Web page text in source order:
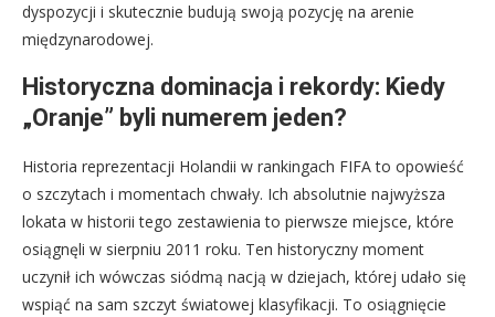
dyspozycji i skutecznie budują swoją pozycję na arenie
międzynarodowej.
Historyczna dominacja i rekordy: Kiedy
„Oranje” byli numerem jeden?
Historia reprezentacji Holandii w rankingach FIFA to opowieść
o szczytach i momentach chwały. Ich absolutnie najwyższa
lokata w historii tego zestawienia to pierwsze miejsce, które
osiągnęli w sierpniu 2011 roku. Ten historyczny moment
uczynił ich wówczas siódmą nacją w dziejach, której udało się
wspiąć na sam szczyt światowej klasyfikacji. To osiągnięcie